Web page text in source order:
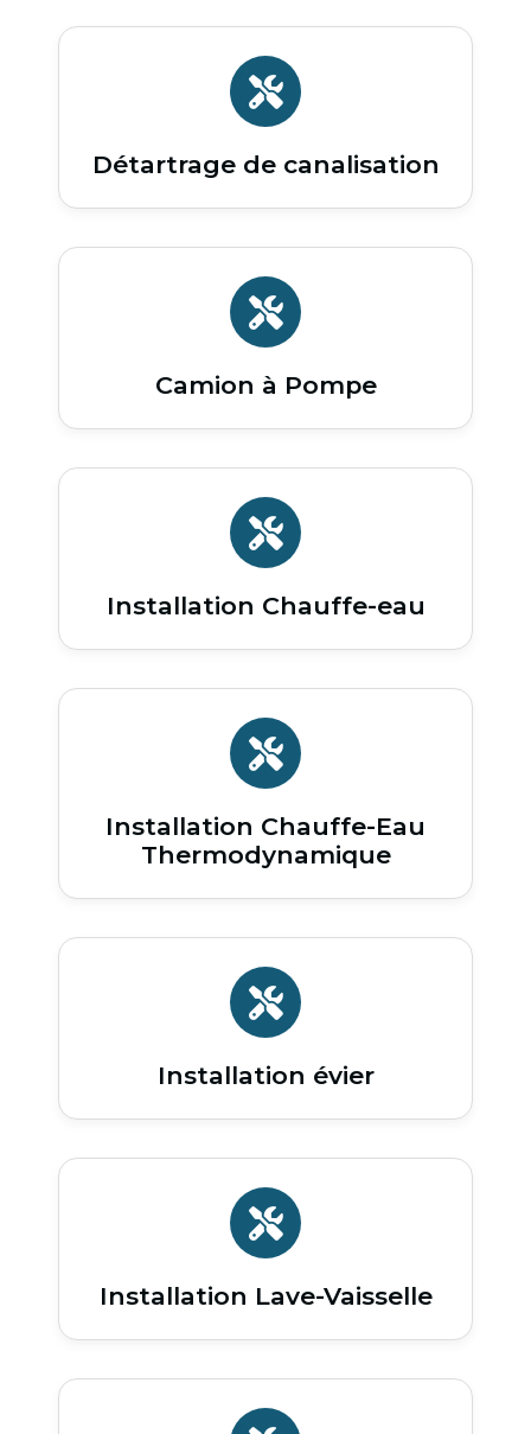
Détartrage de canalisation
Camion à Pompe
Installation Chauffe-eau
Installation Chauffe-Eau
Thermodynamique
Installation évier
Installation Lave-Vaisselle